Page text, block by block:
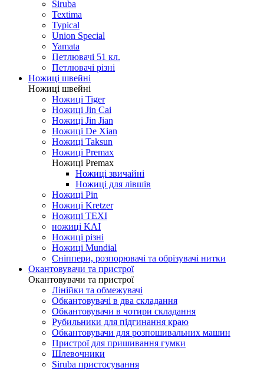
Siruba
Textima
Typical
Union Special
Yamata
Петлювачі 51 кл.
Петлювачі різні
Ножиці швейні
Ножиці швейні
Ножиці Tiger
Ножиці Jin Cai
Ножиці Jin Jian
Ножиці De Xian
Ножиці Taksun
Ножиці Premax
Ножиці Premax
Ножиці звичайні
Ножиці для лівшів
Ножиці Pin
Ножиці Kretzer
Ножиці TEXI
ножиці KAI
Ножиці різні
Ножиці Mundial
Сніппери, розпорювачі та обрізувачі нитки
Окантовувачи та пристрої
Окантовувачи та пристрої
Лінійки та обмежувачі
Обкантовувачі в два складання
Обкантовувачи в чотири складання
Рубильники для підгинання краю
Обкантовувачи для розпошивальних машин
Пристрої для пришивання гумки
Шлевочники
Siruba пристосування